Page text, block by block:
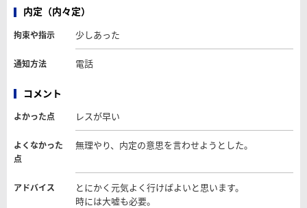
内定（内々定）
拘束や指示 少しあった
通知方法 電話
コメント
よかった点 レスが早い
よくなかった
点
無理やり、内定の意思を言わせようとした。
アドバイス
とにかく元気よく行けばよいと思います。
時には大嘘も必要。